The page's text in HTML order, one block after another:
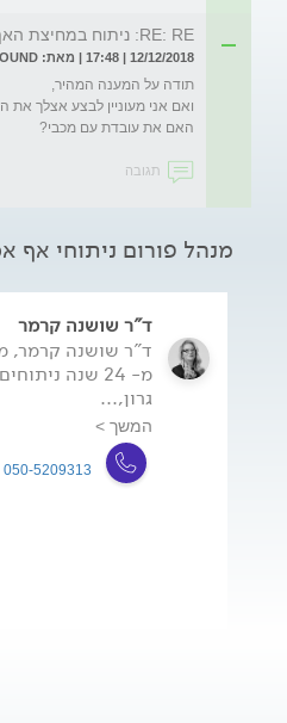
RE: RE: ניתוח במחיצת האף משולב עם אסטטי
12/12/2018 | 17:48 | מאת: NOT_FOUND
האם את עובדת עם מכבי?
תגובה
מנהל פורום ניתוחי אף
ד"ר שושנה קרמר
ד"ר שושנה קרמר,
מ- 24 שנה
גרון,...
המשך >
050-5209313